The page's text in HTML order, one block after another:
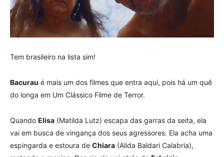
Tem brasileiro na lista sim!
Bacurau é mais um dos filmes que entra aqui, pois há um quê
do longa em Um Clássico Filme de Terror.
Quando Elisa (Matilda Lutz) escapa das garras da seita, ela
vai em busca de vingança dos seus agressores. Ela acha uma
espingarda e estoura de Chiara (Alida Baldari Calabria),